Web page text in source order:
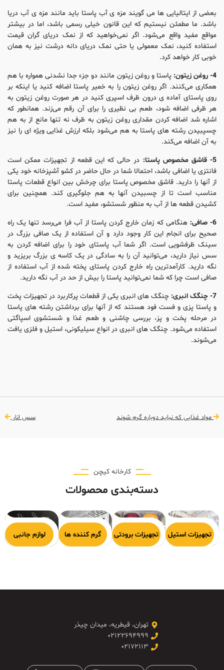
بعضی از ایتالیایی‌ ها می گویند مزه ی آب پاستا باید مانند مزه ی آب دریا
باشد. ما مطمئن نیستیم که این قانون خیلی رسمی باشد، اما در بیشتر
مواقع مفید واقع می‌شود. اگر نمی‌خواهید که از نمک دریای گران قیمت
استفاده کنید، نمک معمولی یا حتی نمک دریای دانه درشت نیز به همان
خوبی کار خواهد کرد.
4- روغن زیتون:
پاستا و روغن زیتون مانند دو جزء جدا نشدنی همواره با هم
همکاری می‌کنند. اگر روغن زیتون را به خمیر پاستا اضافه کنید یا اینکه بر
روی پاستای آماده ی درون ظرف اسپری کنید در هر صورت روغن زیتون به
هر ظرفی اضافه شود، طعم بی نظیری را برای آن رقم می‌زند. همانطور که
اشاره شد اضافه کردن مقداری روغن زیتون به ظرف نه تنها مانع از به هم
چسپبیدن رشته‌ های پاستا به هم می‌شود بلکه ارزش غذایی ویژه ای را نیز
به آن اضافه می‌کند.
5- قاشق مخصوص پاستا:
در حالی که این قطعه از تجهیزات ممکن است
فانتزی یا اضافی باشد، احتمالا شما در حال حاضر در کشو آشپزخانه خود یکی
از آنها را دارید. قاشق مخصوص پاستا برای چرخش بین انواع قطعات پاستا
مناسب است تا از چسبیدن آنها به هم جلوگیری کند. همچنین برای
کشیدن قطعه‌ ها از آب به منظور شستشو، مفید است.
6- صافی:
هنگامی که زمان خارج کردن پاستا از آب فرا می‌رسد تنها یک راه
صحیح برای انجام این کار وجود دارد و آن استفاده از یک صافی بزرگ در
سینک ظرفشویی است. اگر شما آب پاستای خود را برای اضافه کردن به
سس نیاز دارید، می‌توانید آن را به سادگی در یک کاسه‌ ی بزرگ بریزید و
نگه دارید. کارآمد‌ترین راه خارج کردن پاستای پخته شده از آب استفاده از
صافی است چرا که شما نمی‌توانید پاستا را بیش از حد در آب نگه دارید.
7- چنگک انبری:
چنگک‌ های انبری یکی از قطعات پرکاربرد در تجهیزات پخت
و پاستا پزی و فست فود هستند که از آنها برای برداشتن رشته‌ های پاستا
در مرحله پخت و پز، بررسی چاشنی و طعم غذا و شستشوی اسپاگتی
استفاده می‌شود. چنگک‌ های انبری در انواع سیلیکونی، استیل و فلزی یافت
می‌شوند.
مواد غذایی که نباید دوباره گرم شوند سس انار
کارخانه کیچن
دسته‌بندی محصولات
پخت
تجهیزات استیل
تجهیزات برودتی گرم کننده ها لوازم جانبی
تهران، قیطریه، میدان چیذر
۰۲۱۲۲۶۹۴۹۹۹
۰۲۱۷۲۱۱۳